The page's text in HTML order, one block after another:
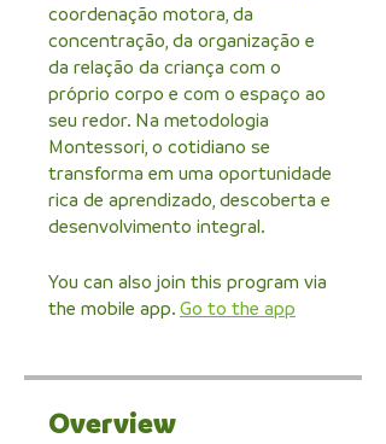
coordenação motora, da
concentração, da organização e
da relação da criança com o
próprio corpo e com o espaço ao
seu redor. Na metodologia
Montessori, o cotidiano se
transforma em uma oportunidade
rica de aprendizado, descoberta e
desenvolvimento integral.
You can also join this program via
the mobile app. Go to the app
Overview